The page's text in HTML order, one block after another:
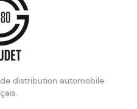
distribution automobile